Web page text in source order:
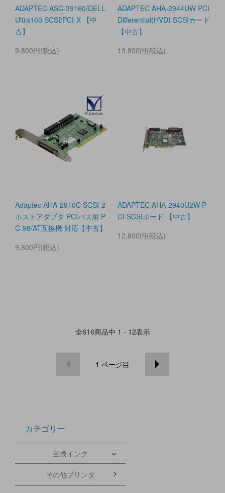
ADAPTEC ASC-39160/DELL
Ultra160 SCSI/PCI-X 【中
古】
9,800円(税込)
ADAPTEC AHA-2944UW PCI
Differential(HVD) SCSIカード
【中古】
19,800円(税込)
Adaptec AHA-2910C SCSI-2
ホストアダプタ PCIバス用 P
C-98/AT互換機 対応【中古】
9,800円(税込)
ADAPTEC AHA-2940U2W P
CI SCSIボード 【中古】
12,800円(税込)
全616商品中 1 - 12表示
1 ページ目
カテゴリー
互換インク
その他プリンタ